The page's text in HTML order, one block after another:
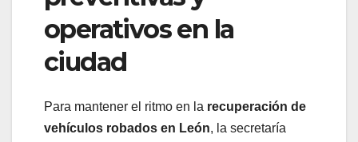
operativos en la
ciudad
Para mantener el ritmo en la recuperación de
vehículos robados en León, la secretaría